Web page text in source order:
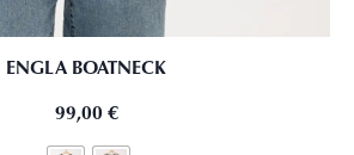
ENGLA BOATNECK
99,00 €